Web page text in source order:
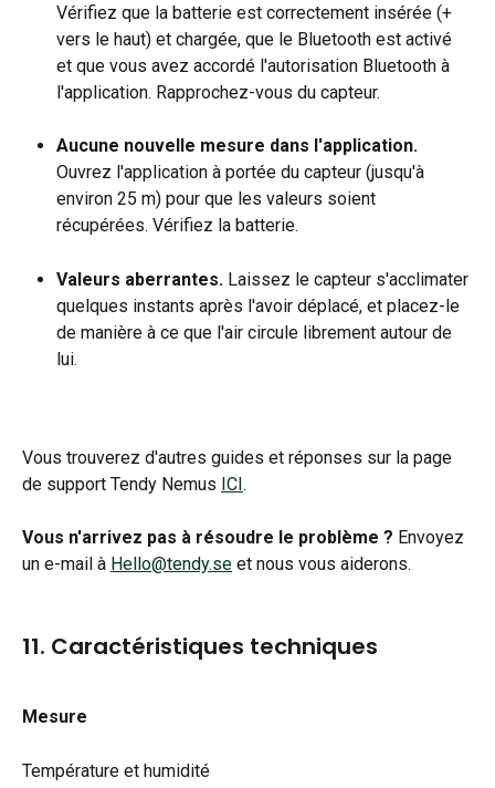
Vérifiez que la batterie est correctement insérée (+
vers le haut) et chargée, que le Bluetooth est activé
et que vous avez accordé l'autorisation Bluetooth à
l'application. Rapprochez-vous du capteur.
Aucune nouvelle mesure dans l'application.
Ouvrez l'application à portée du capteur (jusqu'à
environ 25 m) pour que les valeurs soient
récupérées. Vérifiez la batterie.
Valeurs aberrantes. Laissez le capteur s'acclimater
quelques instants après l'avoir déplacé, et placez-le
de manière à ce que l'air circule librement autour de
lui.
Vous trouverez d'autres guides et réponses sur la page
de support Tendy Nemus ICI.
Vous n'arrivez pas à résoudre le problème ? Envoyez
un e-mail à Hello@tendy.se et nous vous aiderons.
11. Caractéristiques techniques
Mesure
Température et humidité